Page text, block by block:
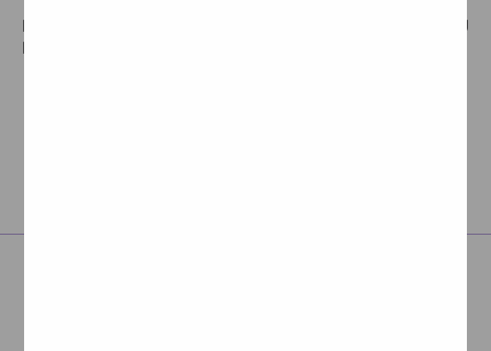
Przeliczaj, planuj i monitoruj swoją diętę przy pomocy PKU
Licznika 2.0.